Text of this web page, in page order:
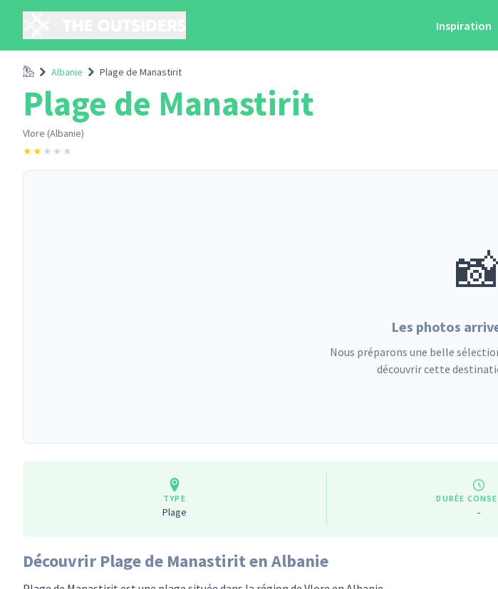
Inspiration
AccueilAlbanie Plage de Manastirit
Plage de Manastirit
Vlore (Albanie)
★★ ★ ★ ★
Les photos
Nous préparons une belle
découvrir cette
TYPE
Plage
DURÉE
-
Découvrir Plage de Manastirit en Albanie